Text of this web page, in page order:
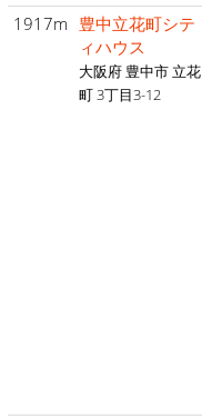
1917m 豊中立花町シテ
ィハウス
大阪府 豊中市 立花
町 3丁目3-12